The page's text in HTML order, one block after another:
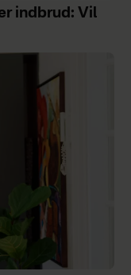
indbrud: Vil